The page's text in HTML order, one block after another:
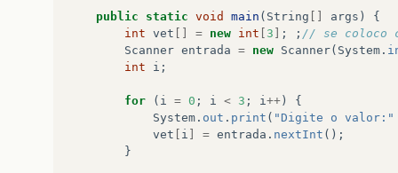
public static void main ( String args )
{
int vet = new int 3 ; ; // se coloco
Scanner entrada = new Scanner( System .
int
i ;
for ( i = 0 ; i < 3 ; i++ )
{
System . out . print ( "Digite o valor:"
vet
i = entrada . nextInt ();
}